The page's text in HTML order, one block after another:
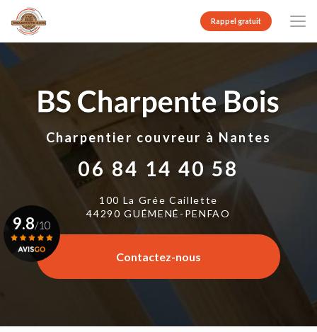
contenu
principal
Rappel gratuit
Charpentier couvreur à Nantes
06 84 14 40 58
100 La Grée Caillette
44290 GUÉMENÉ-PENFAO
Contactez-nous
9.8/10
Voir le certificat